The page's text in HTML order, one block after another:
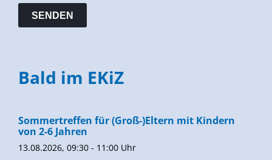
Bald im EKiZ
Sommertreffen für (Groß-)Eltern mit Kindern
von 2-6 Jahren
13.08.2026, 09:30 - 11:00 Uhr